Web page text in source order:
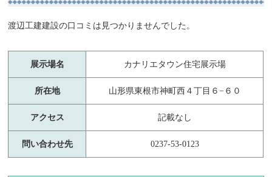
渡辺工建建設の口コミは見つかりませんでした。
展示場名 カナリエタウン住宅展示場
所在地 山形県東根市神町西４丁目６−６０
アクセス 記載なし
問い合わせ先 0237-53-0123